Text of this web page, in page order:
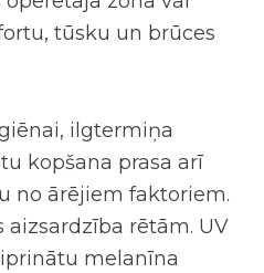
tūsku un brūces
ilgtermiņa
kopšana prasa arī
no ārējiem faktoriem.
aizsardzība rētām. UV
melanīna